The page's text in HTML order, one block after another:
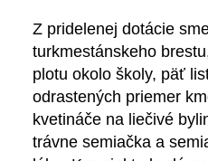
Z pridelenej dotácie
turkmestánskeho
plotu okolo školy, päť
odrastených priemer
kvetináče na liečivé
trávne semiačka a